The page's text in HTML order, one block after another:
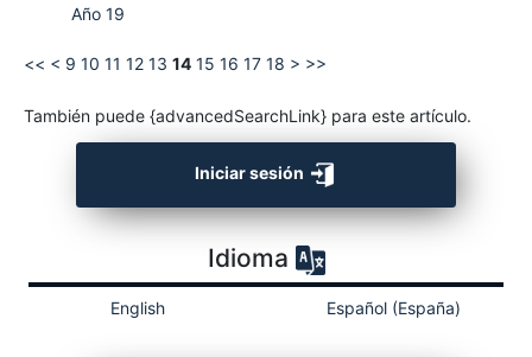
Año 19
<< < 9 10 11 12 13 14 15 16 17 18 > >>
También puede {advancedSearchLink} para este artículo.
Iniciar sesión
Idioma
English Español (España)